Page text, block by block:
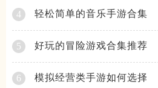
4 轻松简单的音乐手游合集
5 好玩的冒险游戏合集推荐
6 模拟经营类手游如何选择